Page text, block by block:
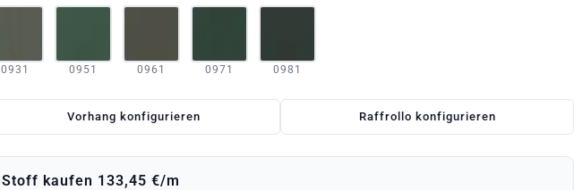
0931 0951 0961 0971 0981
Vorhang konfigurieren Raffrollo konfigurieren
Stoff kaufen 133,45 €/m